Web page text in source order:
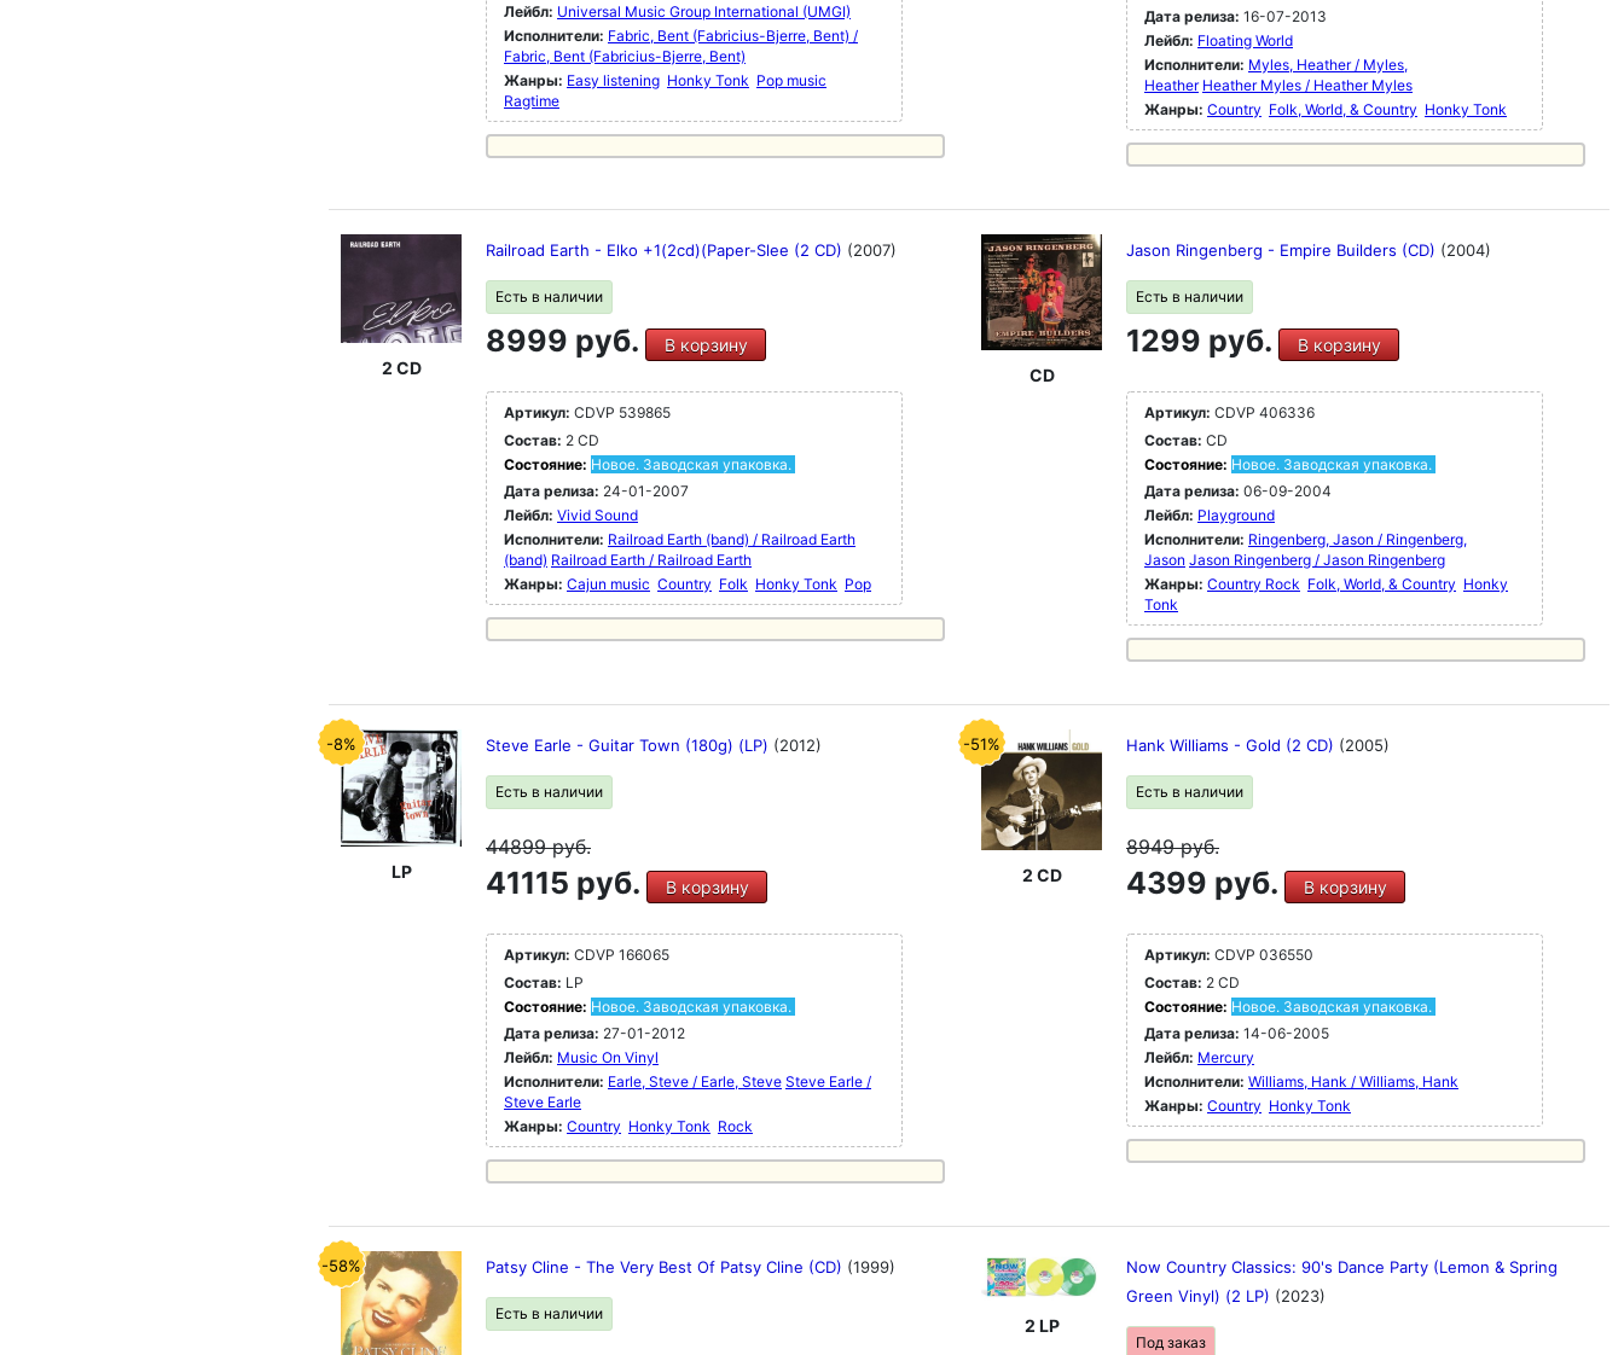
Лейбл: Universal Music Group International (UMGI)
Исполнители: Fabric, Bent (Fabricius-Bjerre, Bent) /
Fabric, Bent (Fabricius-Bjerre, Bent)
Жанры: Easy listening Honky Tonk Pop music
Ragtime
Дата релиза: 16-07-2013
Лейбл: Floating World
Исполнители: Myles, Heather / Myles,
Heather Heather Myles / Heather Myles
Жанры: Country Folk, World, & Country Honky Tonk
2 CD
Railroad Earth - Elko +1(2cd)(Paper-Slee (2 CD) (2007)
Есть в наличии
8999 руб. В корзину
Артикул: CDVP 539865
Состав: 2 CD
Состояние: Новое. Заводская упаковка.
Дата релиза: 24-01-2007
Лейбл: Vivid Sound
Исполнители: Railroad Earth (band) / Railroad Earth
(band) Railroad Earth / Railroad Earth
Жанры: Cajun music Country Folk Honky Tonk Pop
CD
Jason Ringenberg - Empire Builders (CD) (2004)
Есть в наличии
1299 руб. В корзину
Артикул: CDVP 406336
Состав: CD
Состояние: Новое. Заводская упаковка.
Дата релиза: 06-09-2004
Лейбл: Playground
Исполнители: Ringenberg, Jason / Ringenberg,
Jason Jason Ringenberg / Jason Ringenberg
Жанры: Country Rock Folk, World, & Country Honky
Tonk
-8%
LP
Steve Earle - Guitar Town (180g) (LP) (2012)
Есть в наличии
44899руб.
41115 руб. В корзину
Артикул: CDVP 166065
Состав: LP
Состояние: Новое. Заводская упаковка.
Дата релиза: 27-01-2012
Лейбл: Music On Vinyl
Исполнители: Earle, Steve / Earle, Steve Steve Earle /
Steve Earle
Жанры: Country Honky Tonk Rock
-51%
2 CD
Hank Williams - Gold (2 CD) (2005)
Есть в наличии
8949руб.
4399 руб. В корзину
Артикул: CDVP 036550
Состав: 2 CD
Состояние: Новое. Заводская упаковка.
Дата релиза: 14-06-2005
Лейбл: Mercury
Исполнители: Williams, Hank / Williams, Hank
Жанры: Country Honky Tonk
-58% Patsy Cline - The Very Best Of Patsy Cline (CD) (1999)
Есть в наличии
2 LP
Now Country Classics: 90's Dance Party (Lemon & Spring
Green Vinyl) (2 LP) (2023)
Под заказ